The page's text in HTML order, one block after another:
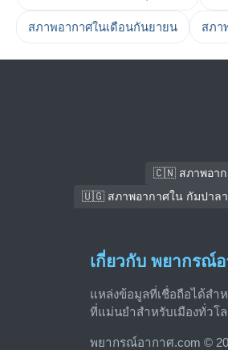
สภาพอากาศในเดือนกันยายน สภา
🇨🇳 สภาพอาก
🇺🇬 สภาพอากาศใน กัมปาลา
เกี่ยวกับ พยากรณ์
แหล่งข้อมูลที่เชื่อถือได้ส
ที่แม่นยำสำหรับเมืองทั่วโ
พยากรณ์อากาศ.com ©